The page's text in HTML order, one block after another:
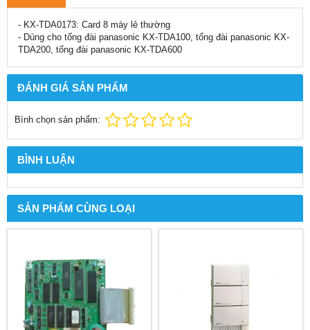
- KX-TDA0173: Card 8 máy lẻ thường
- Dùng cho tổng đài panasonic KX-TDA100, tổng đài panasonic KX-
TDA200, tổng đài panasonic KX-TDA600
ĐÁNH GIÁ SẢN PHẨM
Bình chọn sản phẩm:
BÌNH LUẬN
SẢN PHẨM CÙNG LOẠI